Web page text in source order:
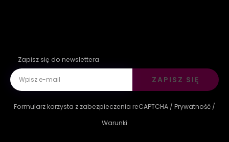
Zapisz się do newslettera
ZAPISZ SIĘ
Formularz korzysta z zabezpieczenia reCAPTCHA / Prywatność /
Warunki